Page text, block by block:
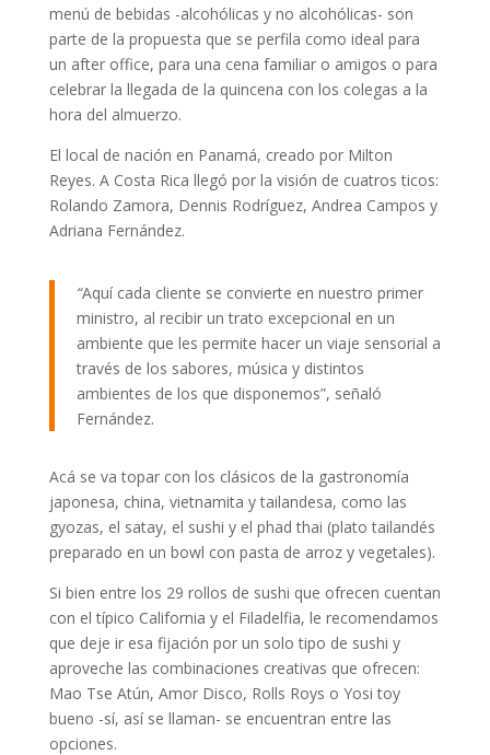
menú de bebidas -alcohólicas y no alcohólicas- son
parte de la propuesta que se perfila como ideal para
un after office, para una cena familiar o amigos o para
celebrar la llegada de la quincena con los colegas a la
hora del almuerzo.
El local de nación en Panamá, creado por Milton
Reyes. A Costa Rica llegó por la visión de cuatros ticos:
Rolando Zamora, Dennis Rodríguez, Andrea Campos y
Adriana Fernández.
“Aquí cada cliente se convierte en nuestro primer
ministro, al recibir un trato excepcional en un
ambiente que les permite hacer un viaje sensorial a
través de los sabores, música y distintos
ambientes de los que disponemos”, señaló
Fernández.
Acá se va topar con los clásicos de la gastronomía
japonesa, china, vietnamita y tailandesa, como las
gyozas, el satay, el sushi y el phad thai (plato tailandés
preparado en un bowl con pasta de arroz y vegetales).
Si bien entre los 29 rollos de sushi que ofrecen cuentan
con el típico California y el Filadelfia, le recomendamos
que deje ir esa fijación por un solo tipo de sushi y
aproveche las combinaciones creativas que ofrecen:
Mao Tse Atún, Amor Disco, Rolls Roys o Yosi toy
bueno -sí, así se llaman- se encuentran entre las
opciones.